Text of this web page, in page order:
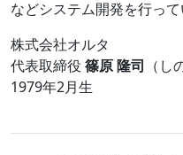
などシステム開発を行って
株式会社オルタ
代表取締役 篠原 隆司 （し
1979年2月生